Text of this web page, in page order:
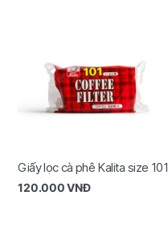
Giấy lọc cà phê Kalita size 101
120.000VNĐ